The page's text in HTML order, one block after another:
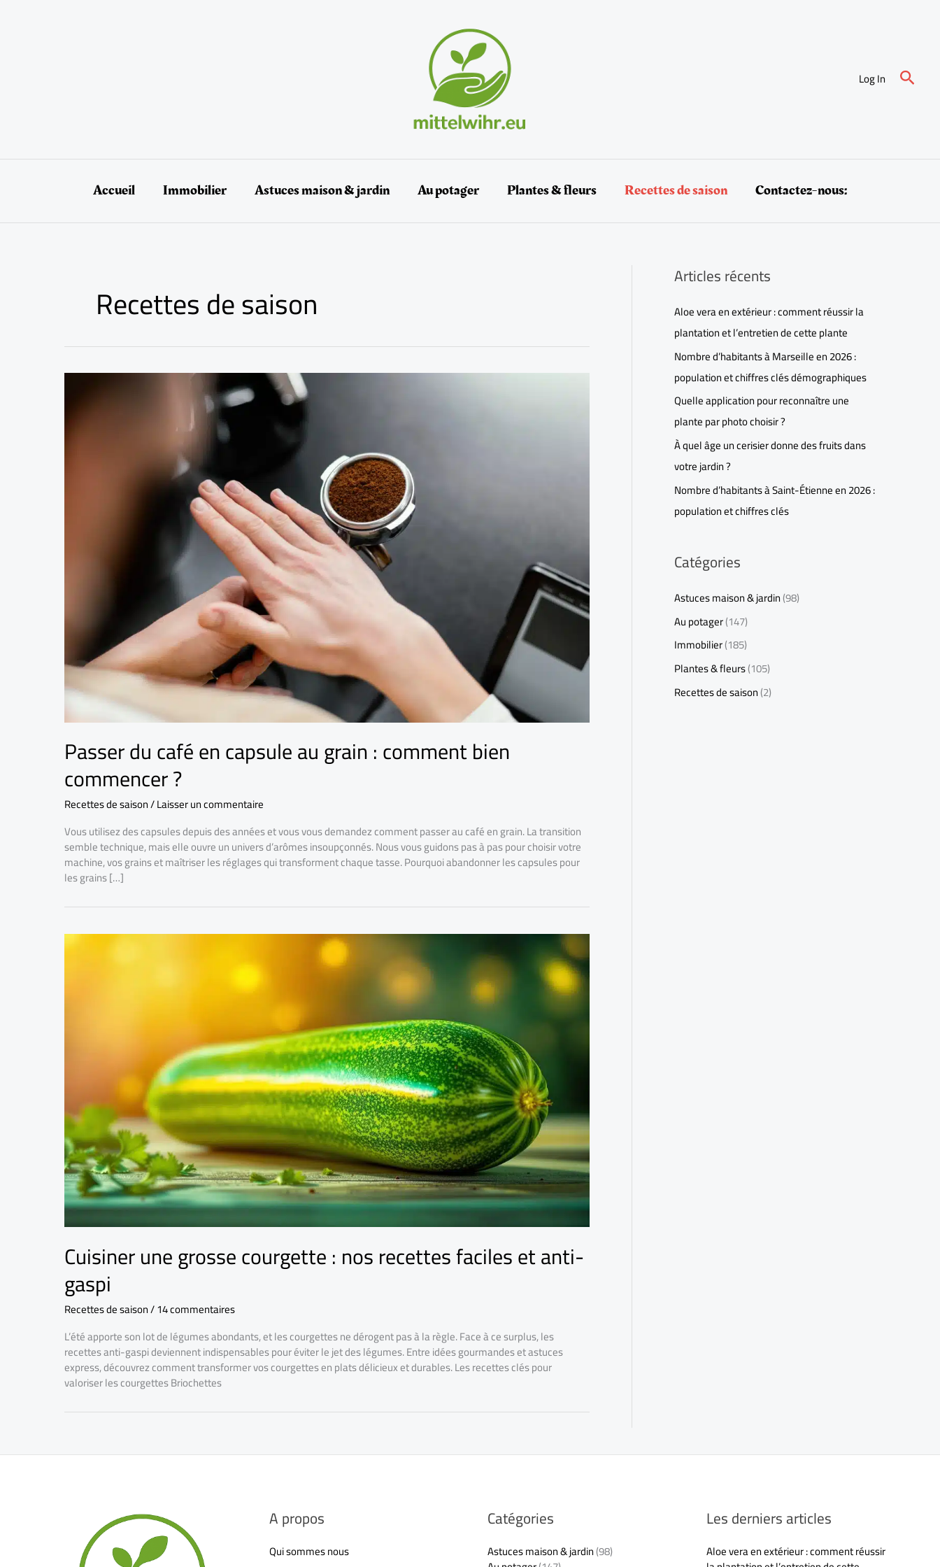
Log In
Accueil Immobilier Astuces maison & jardin Au potager Plantes & fleurs Recettes de saison Contactez-nous:
Recettes de saison
Passer du café en capsule au grain : comment bien
commencer ?
Recettes de saison/Laisser un commentaire
Vous utilisez des capsules depuis des années et vous vous demandez comment passer au café en grain. La transition
semble technique, mais elle ouvre un univers d’arômes insoupçonnés. Nous vous guidons pas à pas pour choisir votre
machine, vos grains et maîtriser les réglages qui transforment chaque tasse. Pourquoi abandonner les capsules pour
les grains […]
Cuisiner une grosse courgette : nos recettes faciles et anti-
gaspi
Recettes de saison/14 commentaires
L’été apporte son lot de légumes abondants, et les courgettes ne dérogent pas à la règle. Face à ce surplus, les
recettes anti-gaspi deviennent indispensables pour éviter le jet des légumes. Entre idées gourmandes et astuces
express, découvrez comment transformer vos courgettes en plats délicieux et durables. Les recettes clés pour
valoriser les courgettes Briochettes
Articles récents
Aloe vera en extérieur : comment réussir la
plantation et l’entretien de cette plante
Nombre d’habitants à Marseille en 2026 :
population et chiffres clés démographiques
Quelle application pour reconnaître une
plante par photo choisir ?
À quel âge un cerisier donne des fruits dans
votre jardin ?
Nombre d’habitants à Saint-Étienne en 2026 :
population et chiffres clés
Catégories
Astuces maison & jardin(98)
Au potager(147)
Immobilier(185)
Plantes & fleurs(105)
Recettes de saison(2)
A propos
Qui sommes nous
Catégories
Astuces maison & jardin(98)
Les derniers articles
Aloe vera en extérieur : comment réussir